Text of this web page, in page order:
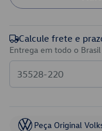
Calcule frete e
Entrega em todo o Brasil
Peça Original